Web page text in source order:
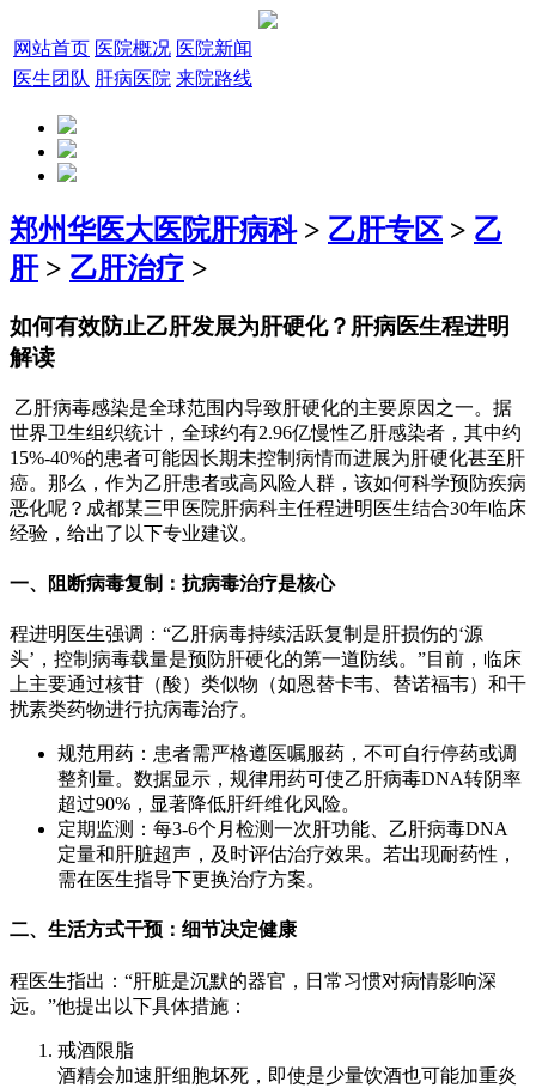
网站首页 医院概况 医院新闻
医生团队 肝病医院 来院路线
郑州华医大医院肝病科> 乙肝专区 > 乙
肝> 乙肝治疗 >
如何有效防止乙肝发展为肝硬化？肝病医生程进明
解读
乙肝病毒感染是全球范围内导致肝硬化的主要原因之一。据
世界卫生组织统计，全球约有2.96亿慢性乙肝感染者，其中约
15%-40%的患者可能因长期未控制病情而进展为肝硬化甚至肝
癌。那么，作为乙肝患者或高风险人群，该如何科学预防疾病
恶化呢？成都某三甲医院肝病科主任程进明医生结合30年临床
经验，给出了以下专业建议。
一、阻断病毒复制：抗病毒治疗是核心
程进明医生强调：“乙肝病毒持续活跃复制是肝损伤的‘源
头’，控制病毒载量是预防肝硬化的第一道防线。”目前，临床
上主要通过核苷（酸）类似物（如恩替卡韦、替诺福韦）和干
扰素类药物进行抗病毒治疗。
规范用药：患者需严格遵医嘱服药，不可自行停药或调
整剂量。数据显示，规律用药可使乙肝病毒DNA转阴率
超过90%，显著降低肝纤维化风险。
定期监测：每3-6个月检测一次肝功能、乙肝病毒DNA
定量和肝脏超声，及时评估治疗效果。若出现耐药性，
需在医生指导下更换治疗方案。
二、生活方式干预：细节决定健康
程医生指出：“肝脏是沉默的器官，日常习惯对病情影响深
远。”他提出以下具体措施：
戒酒限脂
酒精会加速肝细胞坏死，即使是少量饮酒也可能加重炎